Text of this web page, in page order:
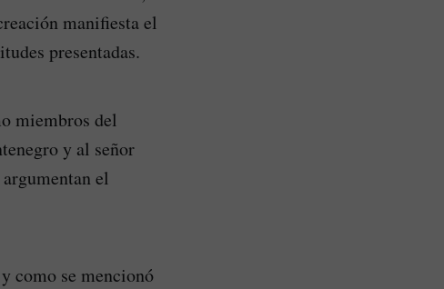
manifiesta el
presentadas.
miembros del
y al señor
el
como se mencionó